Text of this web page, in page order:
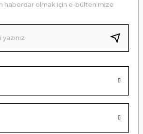
bulunuyor.
daha pahalı.
alternatifler olmalı.
haberdar olmak için e-bültenimize